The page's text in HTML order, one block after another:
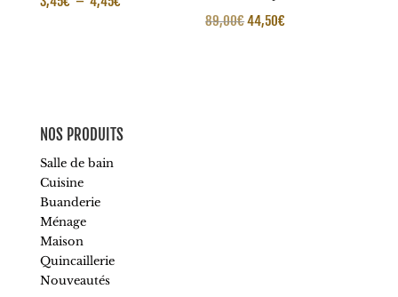
89,00€Le
44,50€
NOS PRODUITS
Salle de bain
Cuisine
Buanderie
Ménage
Maison
Quincaillerie
Nouveautés